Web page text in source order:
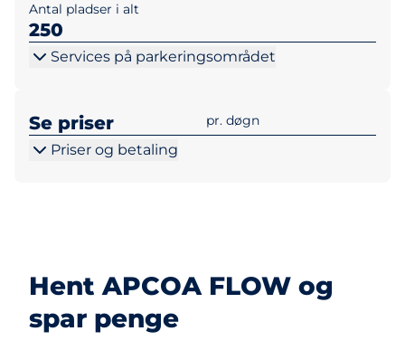
Antal pladser i alt
250
Services på parkeringsområdet
Se priser pr. døgn
Priser og betaling
Hent APCOA FLOW og
spar penge